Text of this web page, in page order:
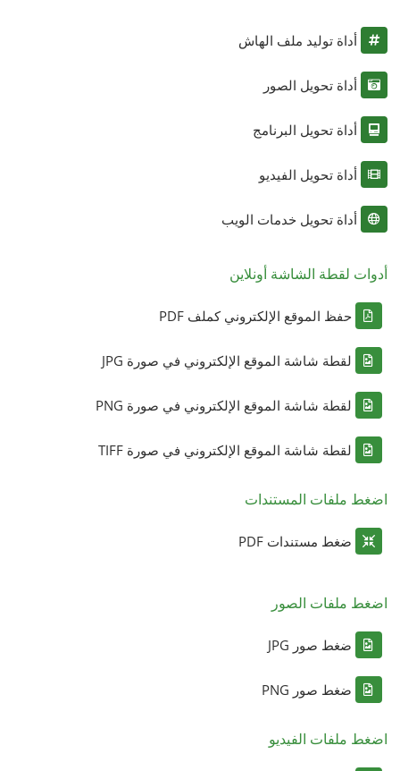
أداة توليد ملف الهاش
أداة تحويل الصور
أداة تحويل البرنامج
أداة تحويل الفيديو
أداة تحويل خدمات الويب
أدوات لقطة الشاشة أونلاين
حفظ الموقع الإلكتروني كملف PDF
لقطة شاشة الموقع الإلكتروني في صورة JPG
لقطة شاشة الموقع الإلكتروني في صورة PNG
لقطة شاشة الموقع الإلكتروني في صورة TIFF
اضغط ملفات المستندات
ضغط مستندات PDF
اضغط ملفات الصور
ضغط صور JPG
ضغط صور PNG
اضغط ملفات الفيديو